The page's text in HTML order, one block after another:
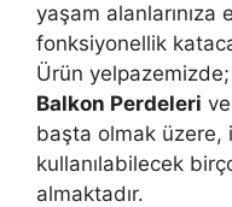
yaşam
fonksiyonellik
Ürün yelpazemizde;
Balkon Perdeleri ve
başta olmak üzere,
kullanılabilecek
almaktadır.